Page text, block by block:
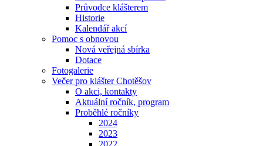
Průvodce klášterem
Historie
Kalendář akcí
Pomoc s obnovou
Nová veřejná sbírka
Dotace
Fotogalerie
Večer pro klášter Chotěšov
O akci, kontakty
Aktuální ročník, program
Proběhlé ročníky
2024
2023
2022